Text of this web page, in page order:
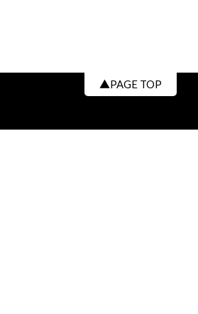
▲PAGE TOP